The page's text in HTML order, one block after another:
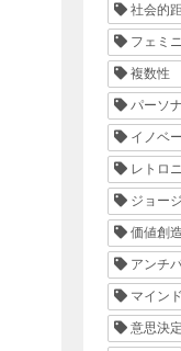
社会的
フェミ
複数性
パーソ
イノベ
レトロ
ジョー
価値創造
アンチ
マイン
意思決定